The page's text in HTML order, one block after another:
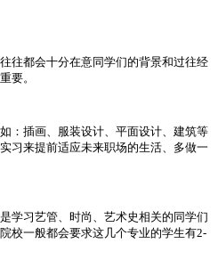
都会十分在意同学们的背景和过往经
要。
插画、服装设计、平面设计、建筑等
习来提前适应未来职场的生活、多做一
习艺管、时尚、艺术史相关的同学们
校一般都会要求这几个专业的学生有2-